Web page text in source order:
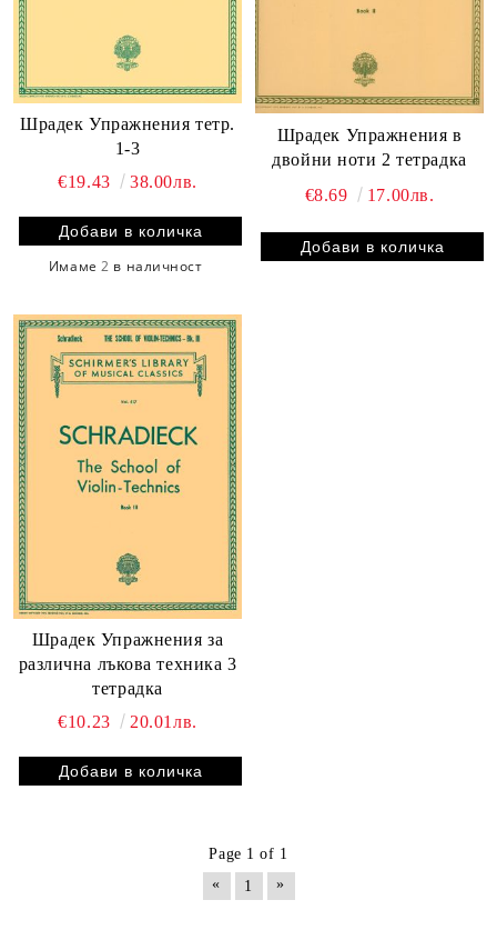
Шрадек Упражнения тетр.
1-3
€19.43
38.00лв.
Имаме2 в наличност
Шрадек Упражнения в
двойни ноти 2 тетрадка
€8.69
17.00лв.
Шрадек Упражнения за
различна лъкова техника 3
тетрадка
€10.23
20.01лв.
Page 1 of 1
«
1 »